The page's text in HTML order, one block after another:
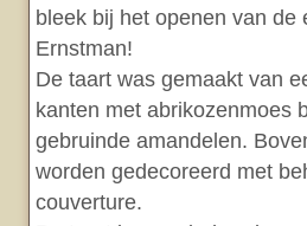
bleek bij het openen van
Ernstman!
De taart was gemaakt van
kanten met abrikozenmoes
gebruinde amandelen.
worden gedecoreerd met
couverture.